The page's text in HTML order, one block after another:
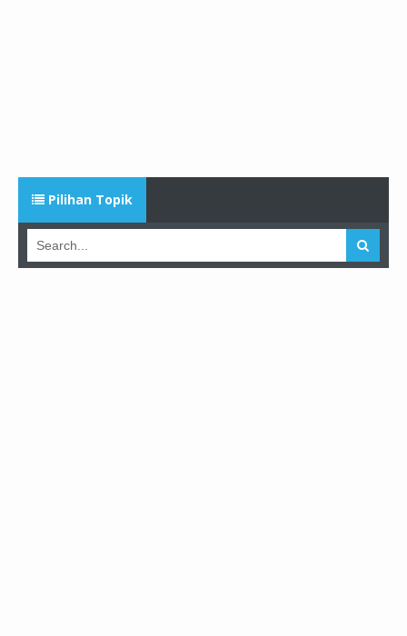
Pilihan Topik